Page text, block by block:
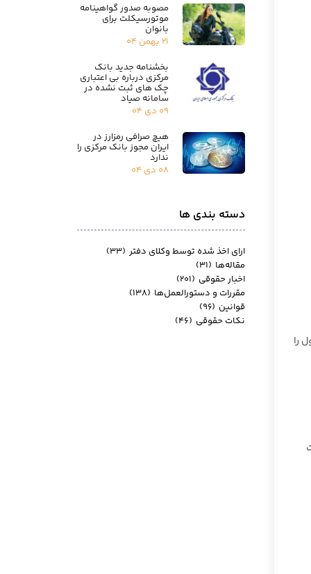
را
دسته بندی ها
مصوبه صدور گواهینامه
موتورسیکلت برای
بانوان
۲۱ بهمن ۰۴
بخشنامه جدید بانک
مرکزی درباره بی اعتباری
چک های ثبت نشده در
سامانه صیاد
۰۹ دی ۰۴
هیچ صرافی رمزارز در
ایران مجوز بانک مرکزی را
ندارد
۰۸ دی ۰۴
ارای اخذ شده توسط وکلای دفتر (۳۳)
مقاله‌ها (۳۱)
اخبار حقوقی (۲۰۱)
مقررات و دستورالعمل‌ها (۱۳۸)
قوانین (۹۶)
نکات حقوقی (۴۶)